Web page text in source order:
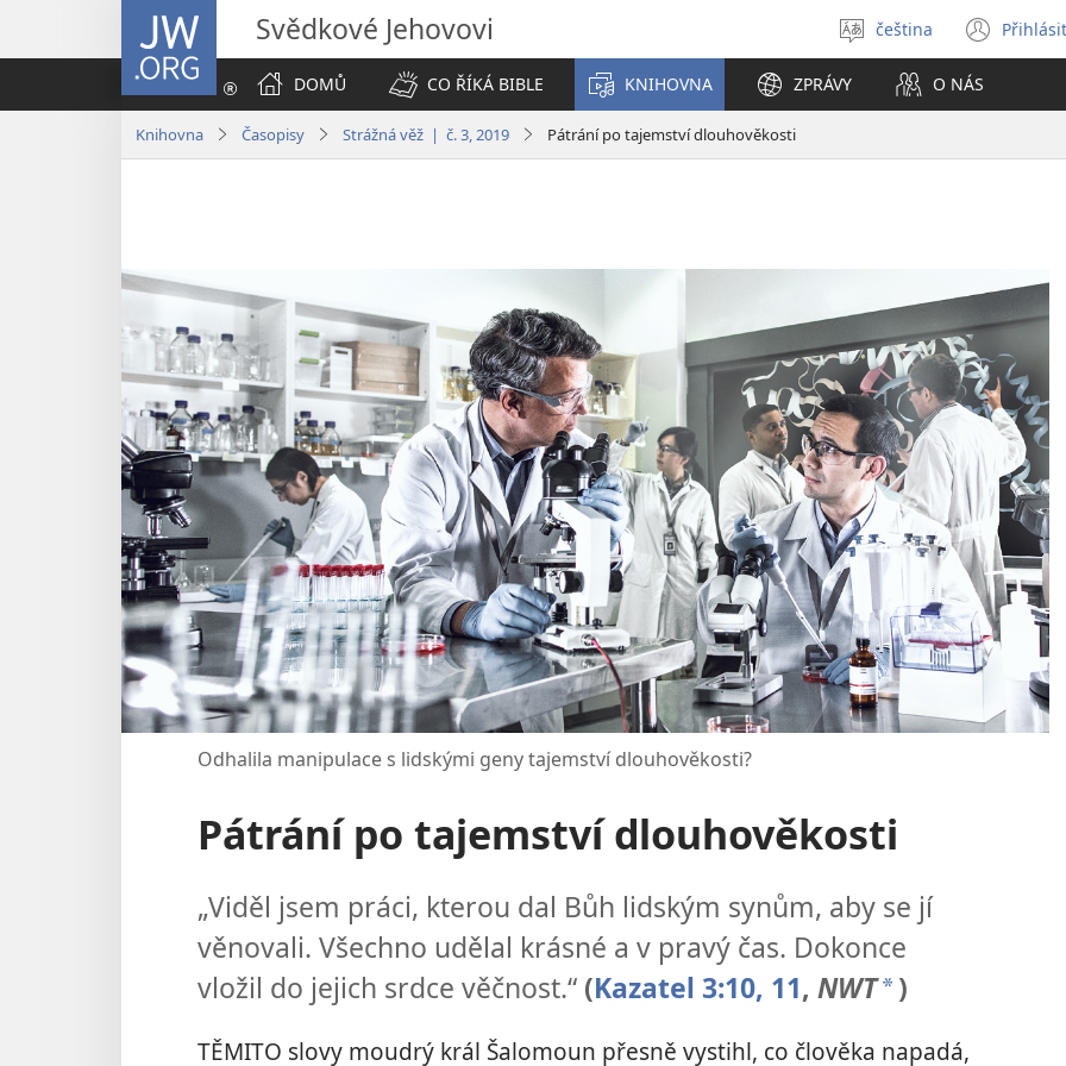
JW.ORG Svědkové Jehovovi
Vybrat
jazyk
čeština
nové
DOMŮ
CO ŘÍKÁ BIBLE KNIHOVNA ZPRÁVY O NÁS
Knihovna Časopisy Strážná věž | č. 3, 2019 Pátrání po tajemství dlouhověkosti
Odhalila manipulace s lidskými geny tajemství dlouhověkosti?
Pátrání po tajemství dlouhověkosti
„Viděl jsem práci, kterou dal Bůh lidským synům, aby se jí
věnovali. Všechno udělal krásné a v pravý čas. Dokonce
vložil do jejich srdce věčnost.“ (Kazatel 3:10, 11, NWTa )
TĚMITO slovy moudrý král Šalomoun přesně vystihl, co člověka napadá,